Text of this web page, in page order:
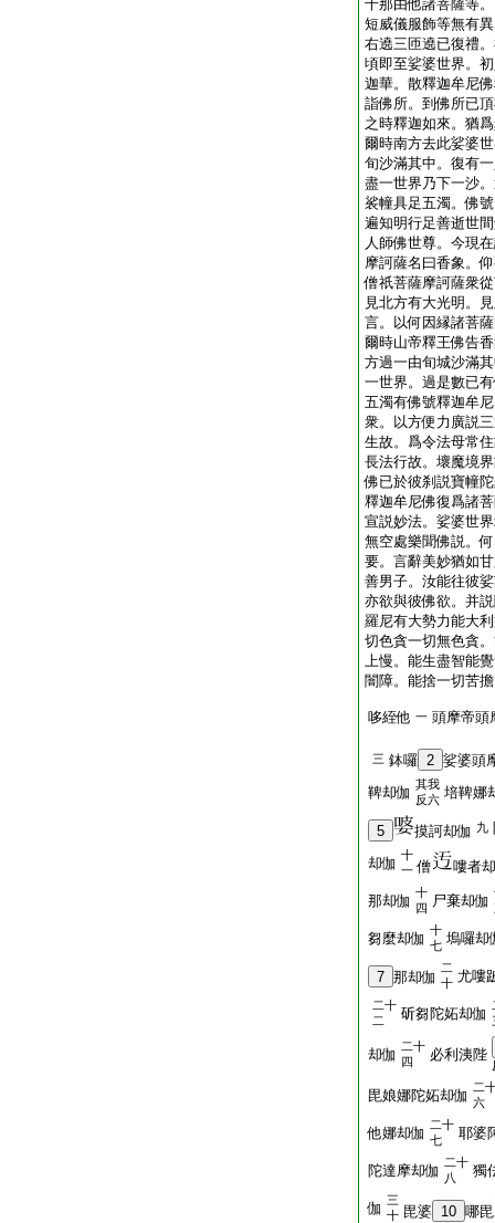
千那由他諸菩薩等
短威儀服飾等無有
右遶三匝遶已復禮
頃即至娑婆世界。
迦華。散釋迦牟尼
詣佛所。到佛所已
之時釋迦如來。猶
爾時南方去此娑婆
旬沙滿其中。復有
盡一世界乃下一沙
裟幢具足五濁。佛
遍知明行足善逝世
人師佛世尊。今現
摩訶薩名曰香象。
僧祇菩薩摩訶薩衆
見北方有大光明。
言。以何因縁諸菩
爾時山帝釋王佛告
方過一由旬城沙滿
一世界。過是數已
五濁有佛號釋迦牟
衆。以方便力廣説
生故。爲令法母常
長法行故。壞魔境
佛已於彼刹説寶幢
釋迦牟尼佛復爲諸
宣説妙法。娑婆世
無空處樂聞佛説。
要。言辭美妙猶如
善男子。汝能往彼
亦欲與彼佛欲。并
羅尼有大勢力能大
切色貪一切無色貪
上慢。能生盡智能
闇障。能捨一切苦
哆絰他 一 頭摩帝頭
三 鉢囉 2 娑婆頭
鞞却伽 其我
反六 培鞞娜
5 摸訶却伽 九
却伽 十
一 僧 嘍者
那却伽 十
四 尸棄却伽
芻麼却伽 十
七 塢囉却
7 那却伽
二
十 尤嘍
二十
二
斫芻陀妬却伽
却伽 二十
四
必利洟陛
毘娘娜陀妬却伽 二
六
他娜却伽 二十
七
耶婆
陀達摩却伽 二十
八
獨
伽 三
十 毘婆 10 哪毘